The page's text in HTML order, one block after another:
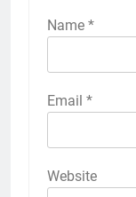
Name *
Email *
Website